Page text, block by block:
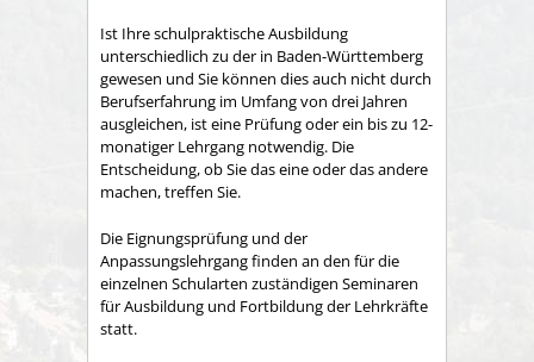
Ist Ihre schulpraktische Ausbildung
unterschiedlich zu der in Baden-Württemberg
gewesen und Sie können dies auch nicht durch
Berufserfahrung im Umfang von drei Jahren
ausgleichen, ist eine Prüfung oder ein bis zu 12-
monatiger Lehrgang notwendig. Die
Entscheidung, ob Sie das eine oder das andere
machen, treffen Sie.
Die Eignungsprüfung und der
Anpassungslehrgang finden an den für die
einzelnen Schularten zuständigen Seminaren
für Ausbildung und Fortbildung der Lehrkräfte
statt.